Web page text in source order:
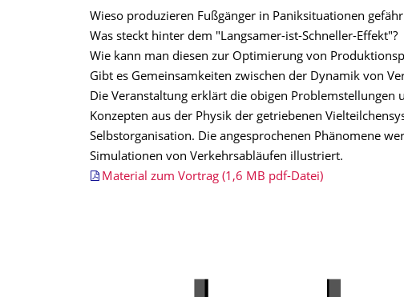
Wieso produzieren Fußgänger in Paniksituationen
Was steckt hinter dem "Langsamer-ist-Schneller-Effekt"?
Wie kann man diesen zur Optimierung von
Gibt es Gemeinsamkeiten zwischen der Dynamik von
Die Veranstaltung erklärt die obigen Problemstellungen
Konzepten aus der Physik der getriebenen
Selbstorganisation. Die angesprochenen Phänomene
Simulationen von Verkehrsabläufen illustriert.
Material zum Vortrag (1,6 MB pdf-Datei)